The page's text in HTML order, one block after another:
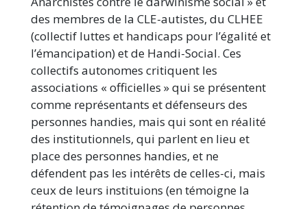
des membres de la CLE-autistes, du CLHEE
(collectif luttes et handicaps pour l’égalité et
l’émancipation) et de Handi-Social. Ces
collectifs autonomes critiquent les
associations « officielles » qui se présentent
comme représentants et défenseurs des
personnes handies, mais qui sont en réalité
des institutionnels, qui parlent en lieu et
place des personnes handies, et ne
défendent pas les intérêts de celles-ci, mais
ceux de leurs instituions (en témoigne la